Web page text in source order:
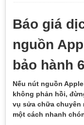
Báo giá
nguồn
bảo hành
Nếu nút nguồn
không phản hồi,
vụ sửa chữa chuyên
một cách nhanh